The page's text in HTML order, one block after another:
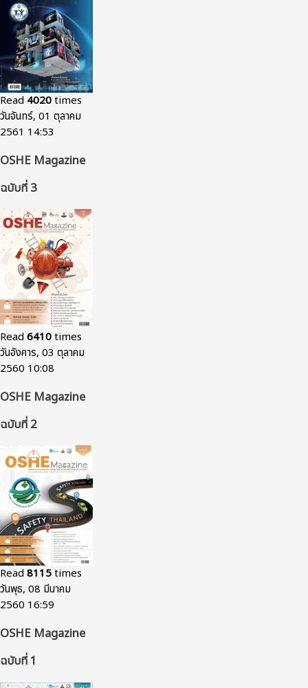
Read 4020times
วันจันทร์, 01 ตุลาคม
2561 14:53
OSHE Magazine
ฉบับที่ 3
Read 6410times
วันอังคาร, 03 ตุลาคม
2560 10:08
OSHE Magazine
ฉบับที่ 2
Read 8115times
วันพุธ, 08 มีนาคม
2560 16:59
OSHE Magazine
ฉบับที่ 1